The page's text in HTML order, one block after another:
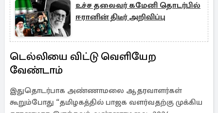
உச்ச தலைவர் கமேனி தொடர்பில்
ஈரானின் திடீர் அறிவிப்பு
டெல்லியை விட்டு வெளியேற
வேண்டாம்
இதுதொடர்பாக அண்ணாமலை ஆதரவாளர்கள்
கூறும்போது “தமிழகத்தில் பாஜக வளர்வதற்கு முக்கிய